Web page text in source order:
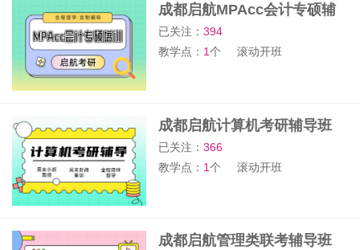
成都启航MPAcc会计专硕辅
导班
已关注：394
教学点： 1个 滚动开班
成都启航计算机考研辅导班
已关注：366
教学点： 1个 滚动开班
成都启航管理类联考辅导班